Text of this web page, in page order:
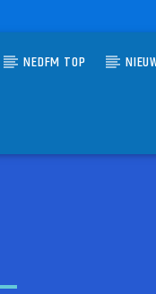
NEDFM TOP